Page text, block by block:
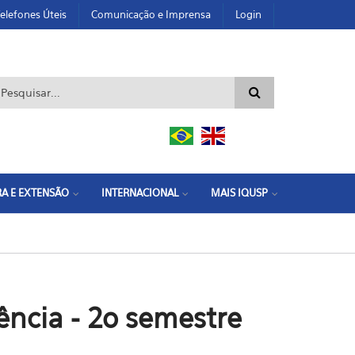
Úteis Comunicação e Imprensa Login
de busca
E EXTENSÃO INTERNACIONAL MAIS IQUSP
- 2o semestre